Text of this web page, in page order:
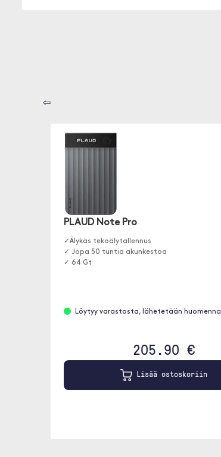
⇦
PLAUD Note Pro
✓Älykäs tekoälytallennus
✓ Jopa 50 tuntia akunkestoa
✓ 64 Gt
Löytyy varastosta, lähetetään huomenna
205.90 €
Lisää ostoskoriin